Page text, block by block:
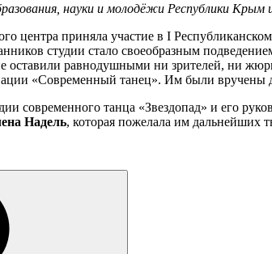
науки и молодёжи Республики
центра приняла участие в I
студии стало своеобразным
оставили равнодушными ни зрителей, ни
«Современный танец». Им были
современного танца «Звездопад» и его
Надель, которая пожелала им дальнейших